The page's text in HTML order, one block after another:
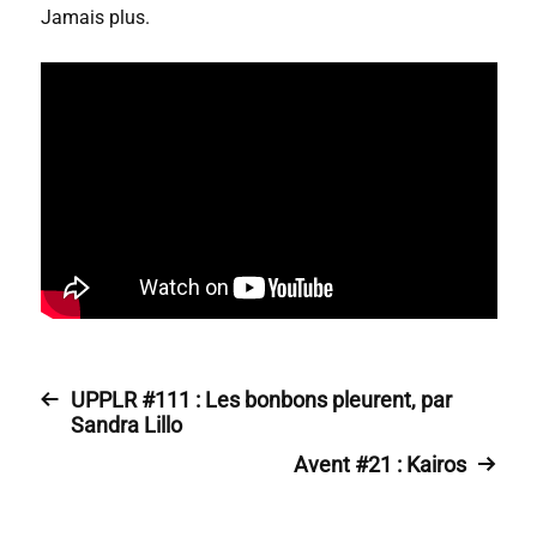
Jamais plus.
UPPLR #111 : Les bonbons pleurent, par
Sandra Lillo
Avent #21 : Kairos